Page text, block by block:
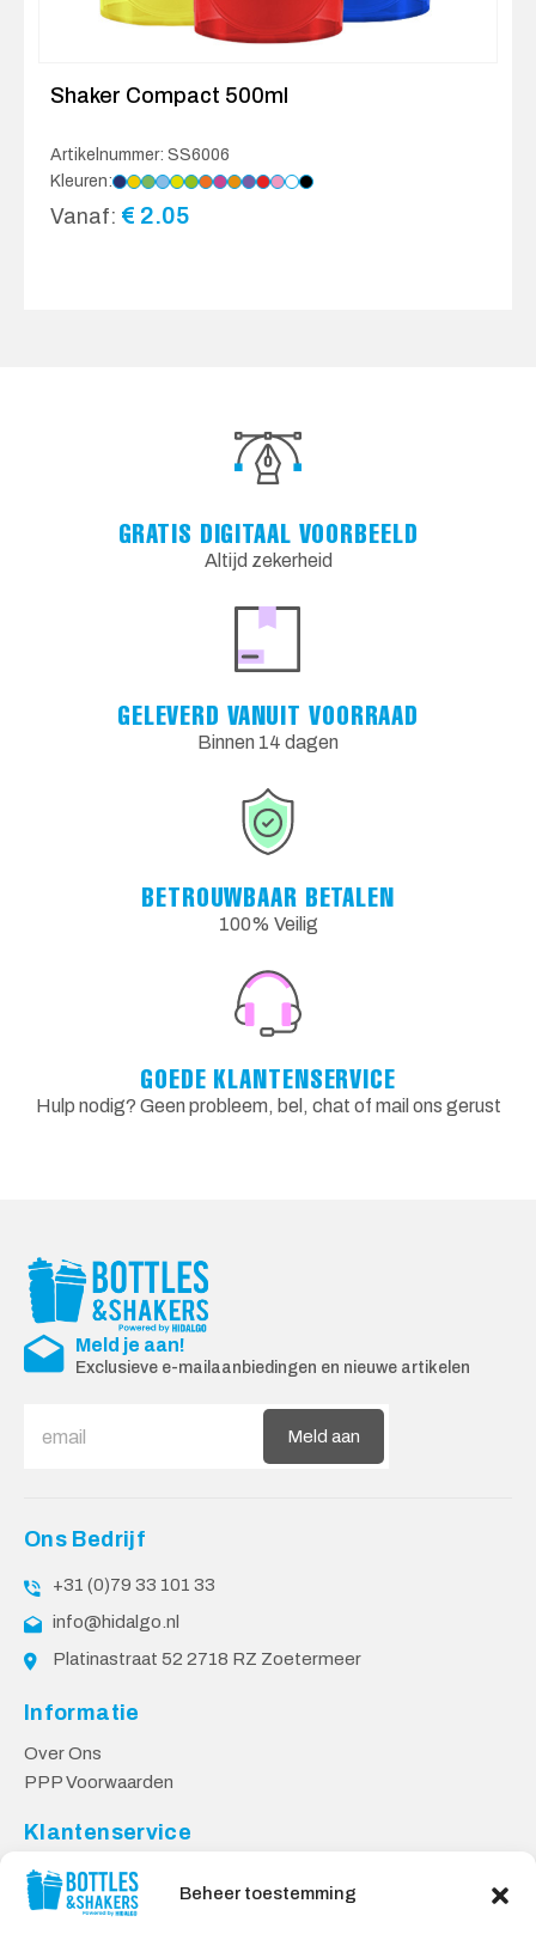
Beheer toestemming
Shaker Compact 500ml
Artikelnummer: SS6006
Kleuren:
Vanaf: € 2.05
GRATIS DIGITAAL VOORBEELD
Altijd zekerheid
GELEVERD VANUIT VOORRAAD
Binnen 14 dagen
BETROUWBAAR BETALEN
100% Veilig
GOEDE KLANTENSERVICE
Hulp nodig? Geen probleem, bel, chat of mail ons gerust
Meld je aan!
Exclusieve e-mailaanbiedingen en nieuwe artikelen
Meld aan
Ons Bedrijf
+31 (0)79 33 101 33
info@hidalgo.nl
Platinastraat 52 2718 RZ Zoetermeer
Informatie
Over Ons
PPP Voorwaarden
Klantenservice
Contact
Levering & Retourneren